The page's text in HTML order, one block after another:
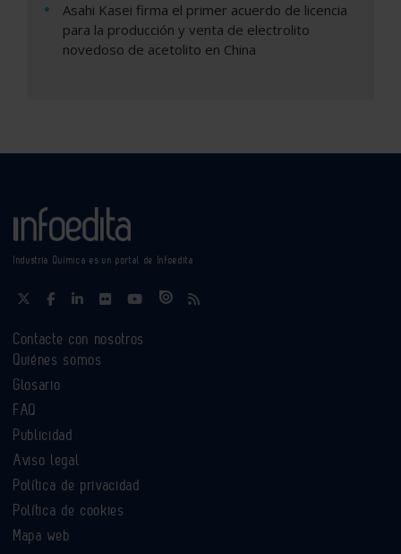
Asahi Kasei firma el primer acuerdo de licencia
para la producción y venta de electrolito
novedoso de acetolito en China
Industria Química es un portal de Infoedita
Contacte con nosotros
Quiénes somos
Glosario
FAQ
Publicidad
Aviso legal
Política de privacidad
Política de cookies
Mapa web